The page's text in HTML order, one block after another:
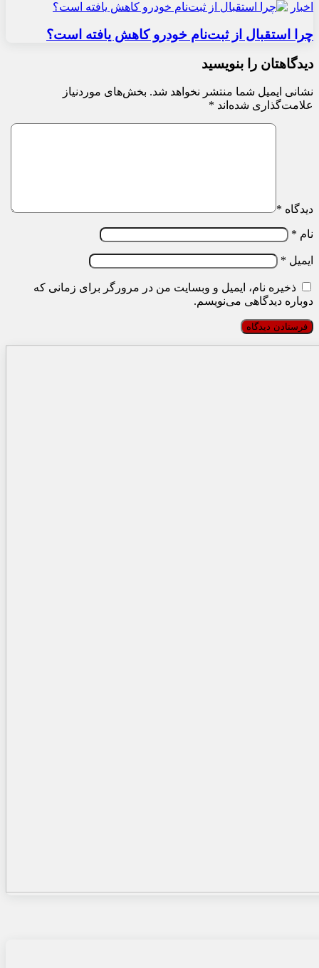
اخبار
چرا استقبال از ثبت‌نام خودرو کاهش یافته است؟
دیدگاهتان را بنویسید
نشانی ایمیل شما منتشر نخواهد شد. بخش‌های موردنیاز
علامت‌گذاری شده‌اند *
دیدگاه *
نام *
ایمیل *
ذخیره نام، ایمیل و وبسایت من در مرورگر برای زمانی که
دوباره دیدگاهی می‌نویسم.